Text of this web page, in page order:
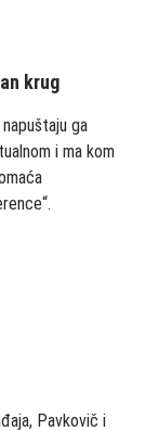
krug
ga
i ma kom
Pavkovič i